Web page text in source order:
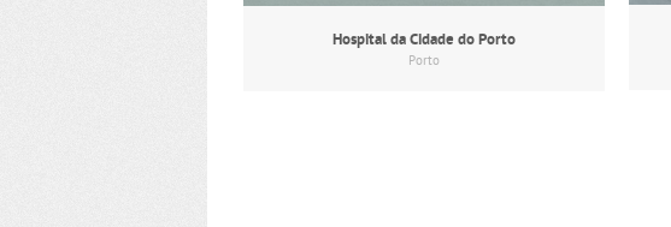
Hospital da Cidade do Porto
Porto